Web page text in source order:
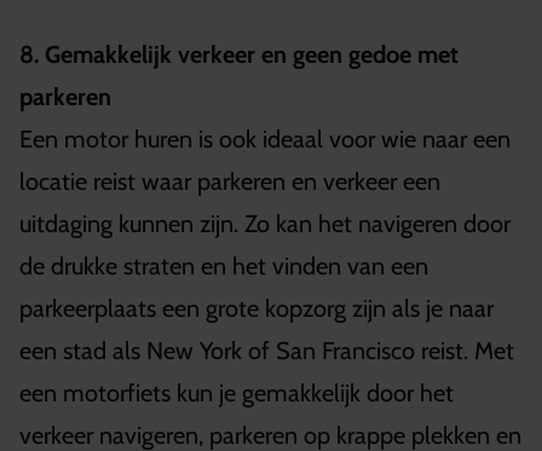
8. Gemakkelijk verkeer en geen gedoe met
parkeren
Een motor huren is ook ideaal voor wie naar een
locatie reist waar parkeren en verkeer een
uitdaging kunnen zijn. Zo kan het navigeren door
de drukke straten en het vinden van een
parkeerplaats een grote kopzorg zijn als je naar
een stad als New York of San Francisco reist. Met
een motorfiets kun je gemakkelijk door het
verkeer navigeren, parkeren op krappe plekken en